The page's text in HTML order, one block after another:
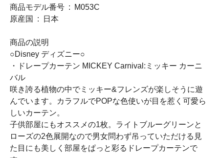
商品モデル番号 ‏ : ‎ M053C
原産国 ‏ : ‎ 日本
商品の説明
○Disney ディズニー○
・ドレープカーテン MICKEY Carnival:ミッキー カーニ
バル
咲き誇る植物の中でミッキー&フレンズが楽しそうに遊
んでいます。カラフルでPOPな色使いが目を惹く可愛ら
しいカーテン。
子供部屋にもオススメの1枚。ライトブルーグリーンと
ローズの2色展開なので男女問わず吊っていただける見
た目にも美しく部屋をぱっと彩るドレープカーテンで